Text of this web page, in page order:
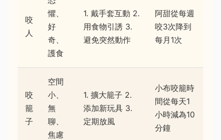
咬
人
懼、
好
奇、
護食
1. 戴手套互動 2.
用食物引誘 3.
避免突然動作
阿甜從每週
咬3次降到
每月1次
咬
籠
子
空間
小、
無
聊、
焦慮
1. 擴大籠子 2.
添加新玩具 3.
定期放風
小布咬籠時
間從每天1
小時減為10
分鐘